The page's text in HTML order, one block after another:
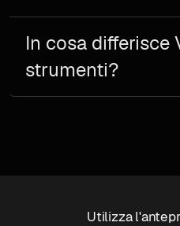
In cosa differisce
strumenti?
Utilizza